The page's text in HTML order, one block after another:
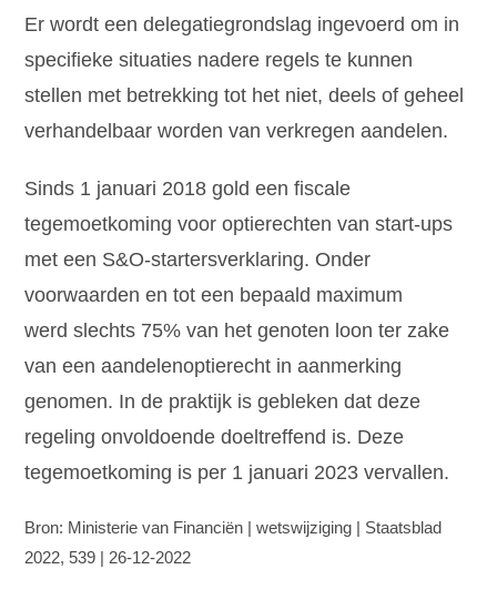
Er wordt een delegatiegrondslag ingevoerd om in
specifieke situaties nadere regels te kunnen
stellen met betrekking tot het niet, deels of geheel
verhandelbaar worden van verkregen aandelen.
Sinds 1 januari 2018 gold een fiscale
tegemoetkoming voor optierechten van start-ups
met een S&O-startersverklaring. Onder
voorwaarden en tot een bepaald maximum
werd slechts 75% van het genoten loon ter zake
van een aandelenoptierecht in aanmerking
genomen. In de praktijk is gebleken dat deze
regeling onvoldoende doeltreffend is. Deze
tegemoetkoming is per 1 januari 2023 vervallen.
Bron: Ministerie van Financiën | wetswijziging | Staatsblad
2022, 539 | 26-12-2022